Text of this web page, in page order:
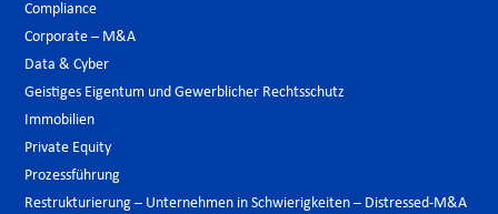
Compliance
Corporate – M&A
Data & Cyber
Geistiges Eigentum und Gewerblicher Rechtsschutz
Immobilien
Private Equity
Prozessführung
Restrukturierung – Unternehmen in Schwierigkeiten – Distressed-M&A